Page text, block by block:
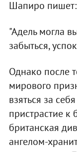
Шапиро пишет:
"Адель могла
забыться,
Однако после
мирового
взяться за
пристрастие к
британская
ангелом-